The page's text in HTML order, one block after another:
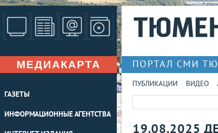
МЕДИАКАРТА
ГАЗЕТЫ
ИНФОРМАЦИОННЫЕ АГЕНТСТВА
ПОРТАЛ СМИ
ПУБЛИКАЦИИ ВИДЕО